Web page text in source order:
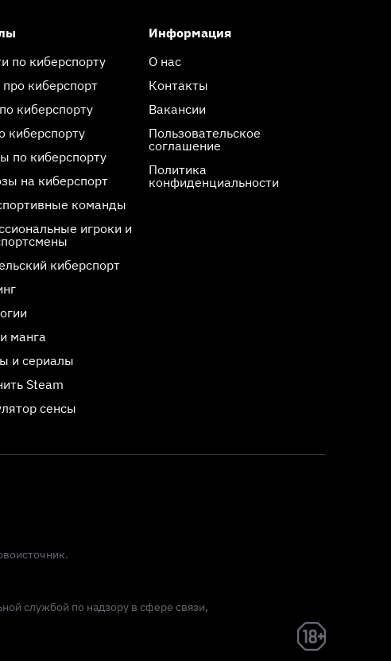
по киберспорту
про киберспорт
киберспорту
киберспорту
по киберспорту
на киберспорт
команды
игроки и
киберспорт
манга
и сериалы
Steam
сенсы
Информация
О нас
Контакты
Вакансии
Пользовательское
соглашение
Политика
конфиденциальности
службой по надзору в сфере связи,